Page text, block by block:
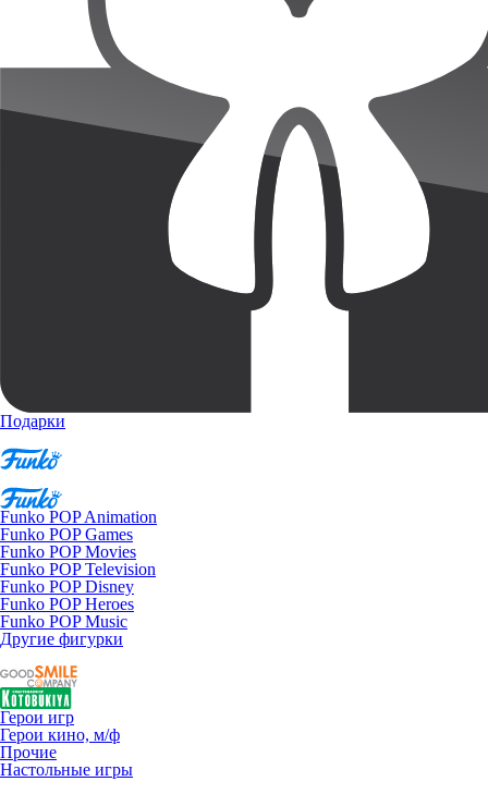
Подарки
Funko POP Animation
Funko POP Games
Funko POP Movies
Funko POP Television
Funko POP Disney
Funko POP Heroes
Funko POP Music
Другие фигурки
Герои игр
Герои кино, м/ф
Прочие
Настольные игры